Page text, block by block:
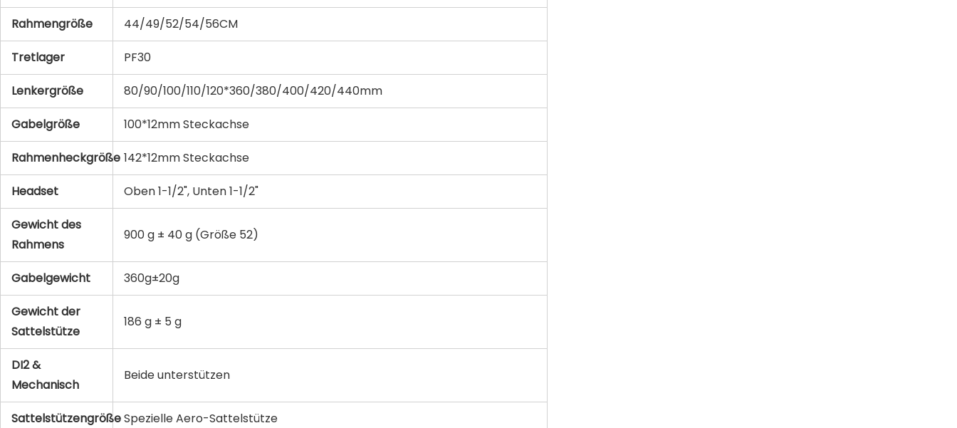
Rahmengröße 44/49/52/54/56CM
Tretlager PF30
Lenkergröße 80/90/100/110/120*360/380/400/420/440mm
Gabelgröße 100*12mm Steckachse
Rahmenheckgröße 142*12mm Steckachse
Headset Oben 1-1/2", Unten 1-1/2"
Gewicht des
Rahmens
900 g ± 40 g (Größe 52)
Gabelgewicht 360g±20g
Gewicht der
Sattelstütze
186 g ± 5 g
DI2 &
Mechanisch
Beide unterstützen
SattelstützengrößeSpezielle Aero-Sattelstütze